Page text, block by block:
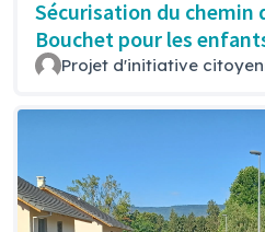
Sécurisation du chemin
Bouchet pour les
Projet d'initiative